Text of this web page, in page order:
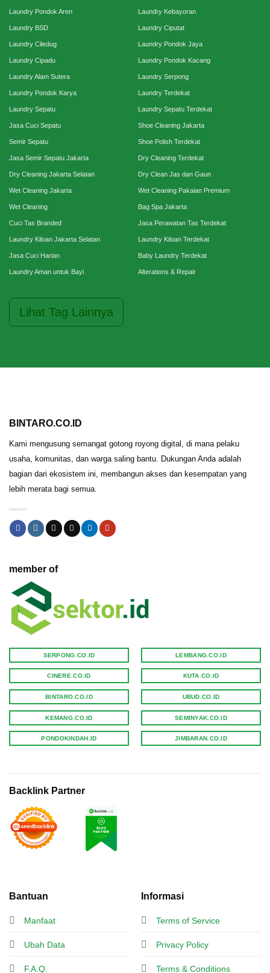
Laundry Pondok Aren Laundry Kebayoran
Laundry BSD Laundry Ciputat
Laundry Ciledug Laundry Pondok Jaya
Laundry Cipadu Laundry Pondok Kacang
Laundry Alam Sutera Laundry Serpong
Laundry Pondok Karya Laundry Terdekat
Laundry Sepatu Laundry Sepatu Terdekat
Jasa Cuci Sepatu Shoe Cleaning Jakarta
Semir Sepatu Shoe Polish Terdekat
Jasa Semir Sepatu Jakarta Dry Cleaning Terdekat
Dry Cleaning Jakarta Selatan Dry Clean Jas dan Gaun
Wet Cleaning Jakarta Wet Cleaning Pakaian Premium
Wet Cleaning Bag Spa Jakarta
Cuci Tas Branded Jasa Perawatan Tas Terdekat
Laundry Kiloan Jakarta Selatan Laundry Kiloan Terdekat
Jasa Cuci Harian Baby Laundry Terdekat
Laundry Aman untuk Bayi Alterations & Repair
Lihat Tag Lainnya
BINTARO.CO.ID
Kami mengusung semangat gotong royong digital, di mana pelaku
usaha, komunitas, dan warga saling bantu. Dukungan Anda adalah
bagian dari ekosistem ini, membangun akses dan kesempatan yang
lebih merata bagi semua.
Bantuan
Manfaat
Ubah Data
F.A.Q.
Informasi
Terms of Service
Privacy Policy
Terms & Conditions
member of
SERPONG.CO.ID
CINERE.CO.ID
BINTARO.CO.ID
KEMANG.CO.ID
PONDOKINDAH.ID
LEMBANG.CO.ID
KUTA.CO.ID
UBUD.CO.ID
SEMINYAK.CO.ID
JIMBARAN.CO.ID
Backlink Partner